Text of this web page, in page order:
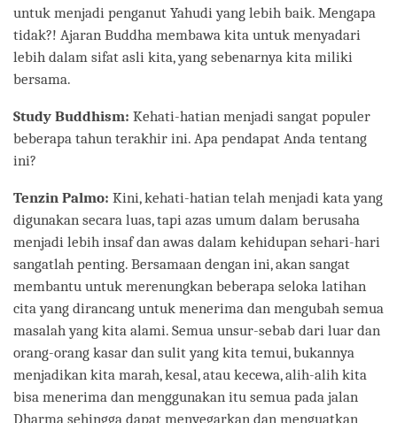
untuk menjadi penganut Yahudi yang lebih baik. Mengapa
tidak?! Ajaran Buddha membawa kita untuk menyadari
lebih dalam sifat asli kita, yang sebenarnya kita miliki
bersama.
Study Buddhism: Kehati-hatian menjadi sangat populer
beberapa tahun terakhir ini. Apa pendapat Anda tentang
ini?
Tenzin Palmo: Kini, kehati-hatian telah menjadi kata yang
digunakan secara luas, tapi azas umum dalam berusaha
menjadi lebih insaf dan awas dalam kehidupan sehari-hari
sangatlah penting. Bersamaan dengan ini, akan sangat
membantu untuk merenungkan beberapa seloka latihan
cita yang dirancang untuk menerima dan mengubah semua
masalah yang kita alami. Semua unsur-sebab dari luar dan
orang-orang kasar dan sulit yang kita temui, bukannya
menjadikan kita marah, kesal, atau kecewa, alih-alih kita
bisa menerima dan menggunakan itu semua pada jalan
Dharma sehingga dapat menyegarkan dan menguatkan